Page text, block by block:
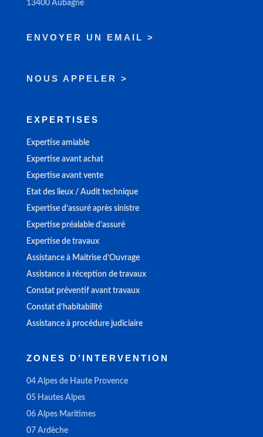
13400 Aubagne
ENVOYER UN EMAIL >
NOUS APPELER >
EXPERTISES
Expertise amiable
Expertise avant achat
Expertise avant vente
Etat des lieux / Audit technique
Expertise d’assuré après sinistre
Expertise préalable d’assuré
Expertise de travaux
Assistance à Maitrise d’Ouvrage
Assistance à réception de travaux
Constat préventif avant travaux
Constat d’habitabilité
Assistance à procédure judiciaire
ZONES D’INTERVENTION
04 Alpes de Haute Provence
05 Hautes Alpes
06 Alpes Maritimes
07 Ardèche